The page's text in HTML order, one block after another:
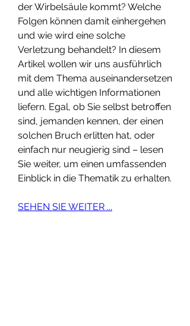
der Wirbelsäule kommt? Welche
Folgen können damit einhergehen
und wie wird eine solche
Verletzung behandelt? In diesem
Artikel wollen wir uns ausführlich
mit dem Thema auseinandersetzen
und alle wichtigen Informationen
liefern. Egal, ob Sie selbst betroffen
sind, jemanden kennen, der einen
solchen Bruch erlitten hat, oder
einfach nur neugierig sind – lesen
Sie weiter, um einen umfassenden
Einblick in die Thematik zu erhalten.
SEHEN SIE WEITER ...